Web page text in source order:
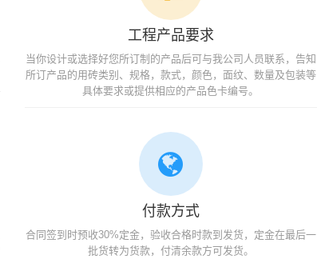
工程产品要求
当你设计或选择好您所订制的产品后可与我公司人员联系，告知
所订产品的用砖类别、规格，款式，颜色，面纹、数量及包装等
具体要求或提供相应的产品色卡编号。
付款方式
合同签到时预收30%定金，验收合格时款到发货，定金在最后一
批货转为货款，付清余款方可发货。